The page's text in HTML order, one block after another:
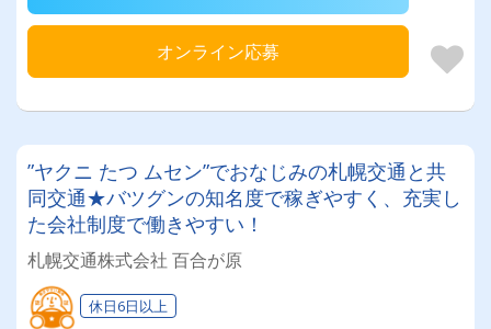
オンライン応募
”ヤクニ たつ ムセン”でおなじみの札幌交通と共
同交通★バツグンの知名度で稼ぎやすく、充実し
た会社制度で働きやすい！
札幌交通株式会社 百合が原
休日6日以上